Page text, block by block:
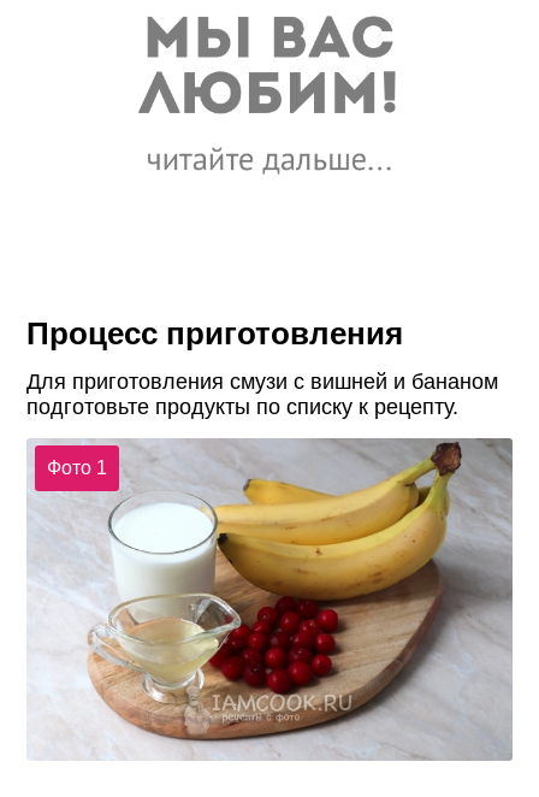
Процесс приготовления
Для приготовления смузи с вишней и бананом
подготовьте продукты по списку к рецепту.
Фото 1